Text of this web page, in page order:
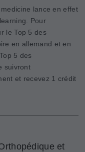
lance en effet
Pour
le Top 5 des
en allemand et en
5 des
suivront
et recevez 1 crédit
et